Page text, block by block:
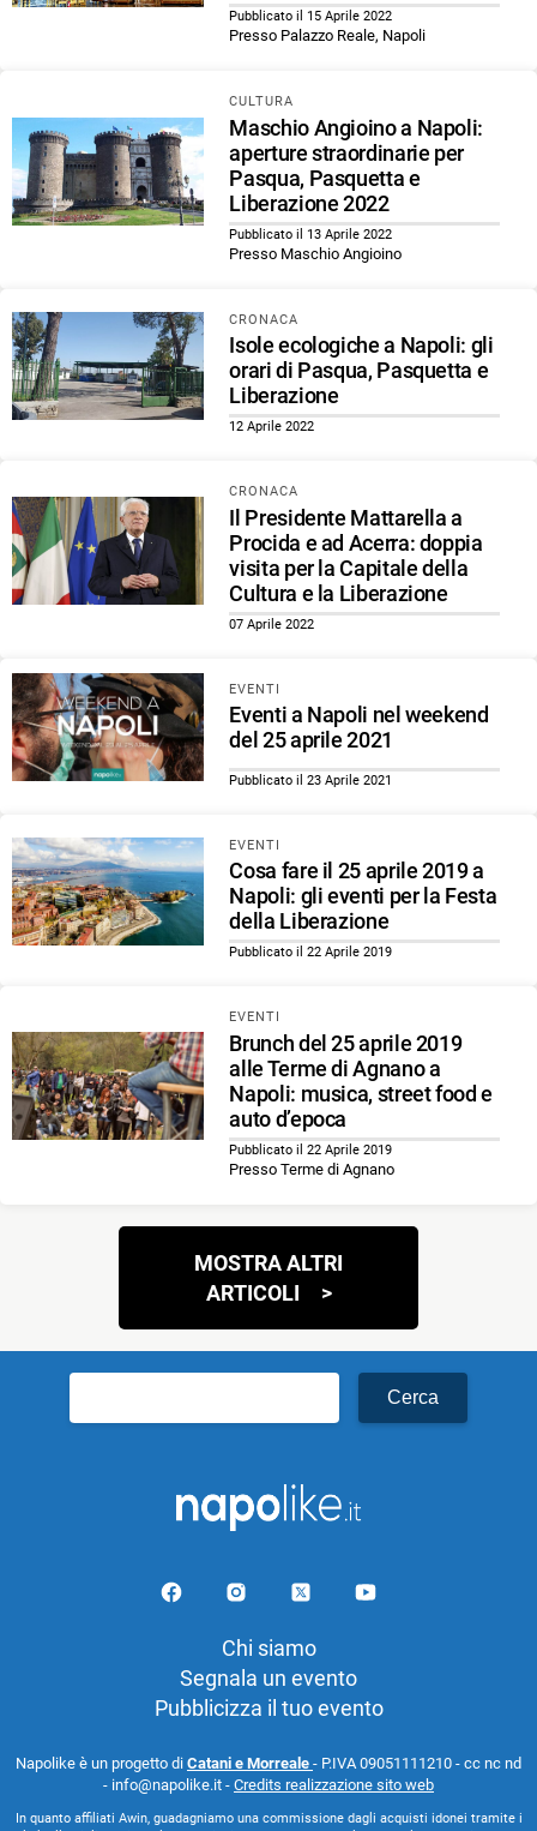
Pubblicato il 15 Aprile 2022
Presso Palazzo Reale, Napoli
CULTURA
Maschio Angioino a Napoli:
aperture straordinarie per
Pasqua, Pasquetta e
Liberazione 2022
Pubblicato il 13 Aprile 2022
Presso Maschio Angioino
CRONACA
Isole ecologiche a Napoli: gli
orari di Pasqua, Pasquetta e
Liberazione
12 Aprile 2022
CRONACA
Il Presidente Mattarella a
Procida e ad Acerra: doppia
visita per la Capitale della
Cultura e la Liberazione
07 Aprile 2022
EVENTI
Eventi a Napoli nel weekend
del 25 aprile 2021
Pubblicato il 23 Aprile 2021
EVENTI
Cosa fare il 25 aprile 2019 a
Napoli: gli eventi per la Festa
della Liberazione
Pubblicato il 22 Aprile 2019
EVENTI
Brunch del 25 aprile 2019
alle Terme di Agnano a
Napoli: musica, street food e
auto d’epoca
Pubblicato il 22 Aprile 2019
Presso Terme di Agnano
Navigazione
articoli
MOSTRA ALTRI
ARTICOLI
per:
Chi siamo
Segnala un evento
Pubblicizza il tuo evento
Napolike è un progetto di Catani e Morreale - P.IVA 09051111210 - cc nc nd
- info@napolike.it - Credits realizzazione sito web
In quanto affiliati Awin, guadagniamo una commissione dagli acquisti idonei tramite i